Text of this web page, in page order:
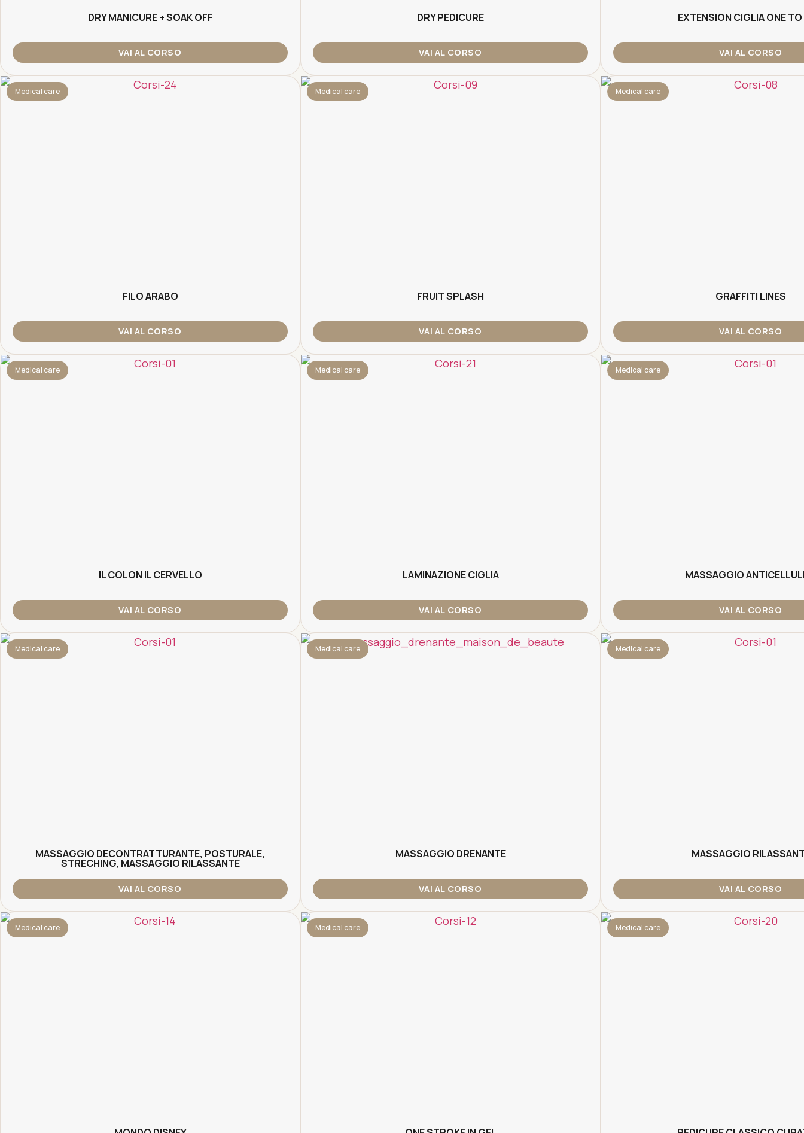
DRY MANICURE + SOAK OFF
VAI AL CORSO
DRY PEDICURE
VAI AL CORSO
EXTENSION CIGLIA ONE TO
VAI AL CORSO
FILO ARABO
VAI AL CORSO
Medical care
FRUIT SPLASH
VAI AL CORSO
Medical care
GRAFFITI LINES
VAI AL CORSO
Medical care
IL COLON IL CERVELLO
VAI AL CORSO
Medical care
LAMINAZIONE CIGLIA
VAI AL CORSO
Medical care
MASSAGGIO
VAI AL CORSO
Medical care
MASSAGGIO DECONTRATTURANTE, POSTURALE,
STRECHING, MASSAGGIO RILASSANTE
VAI AL CORSO
Medical care
MASSAGGIO DRENANTE
VAI AL CORSO
Medical care
MASSAGGIO
VAI AL CORSO
Medical care
Medical care Medical care Medical care